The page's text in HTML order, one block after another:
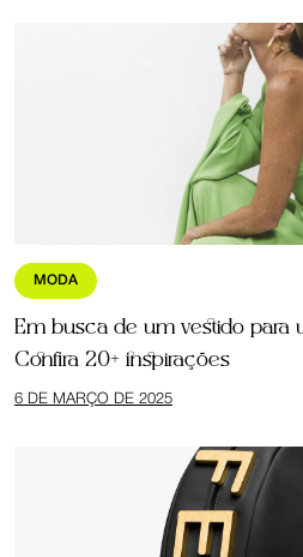
MODA
Em busca de um vestido para
Confira 20+ inspirações
6 DE MARÇO DE 2025